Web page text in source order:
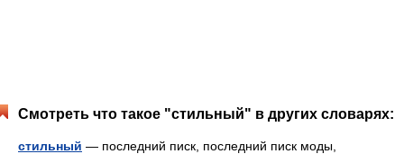
Смотреть что такое "стильный" в других словарях:
стильный — последний писк, последний писк моды,